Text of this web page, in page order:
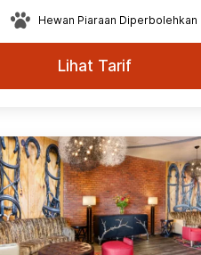
Hewan Piaraan Diperbolehkan
Lihat Tarif